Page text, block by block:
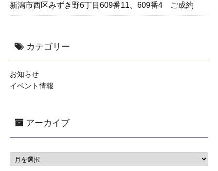
新潟市西区みずき野6丁目609番11、609番4 ご成約
カテゴリー
お知らせ
イベント情報
アーカイブ